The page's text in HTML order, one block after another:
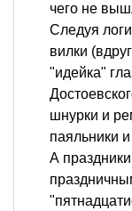
чего не
Следуя
вилки
"идейка"
шнурки и
паяльники
А